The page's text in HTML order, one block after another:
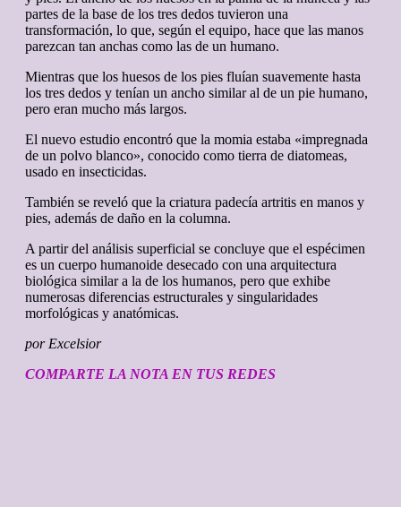
partes de la base de los tres dedos tuvieron una
transformación, lo que, según el equipo, hace que las manos
parezcan tan anchas como las de un humano.
Mientras que los huesos de los pies fluían suavemente hasta
los tres dedos y tenían un ancho similar al de un pie humano,
pero eran mucho más largos.
El nuevo estudio encontró que la momia estaba «impregnada
de un polvo blanco», conocido como tierra de diatomeas,
usado en insecticidas.
También se reveló que la criatura padecía artritis en manos y
pies, además de daño en la columna.
A partir del análisis superficial se concluye que el espécimen
es un cuerpo humanoide desecado con una arquitectura
biológica similar a la de los humanos, pero que exhibe
numerosas diferencias estructurales y singularidades
morfológicas y anatómicas.
por Excelsior
COMPARTE LA NOTA EN TUS REDES